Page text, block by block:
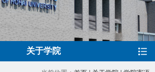
关于学院